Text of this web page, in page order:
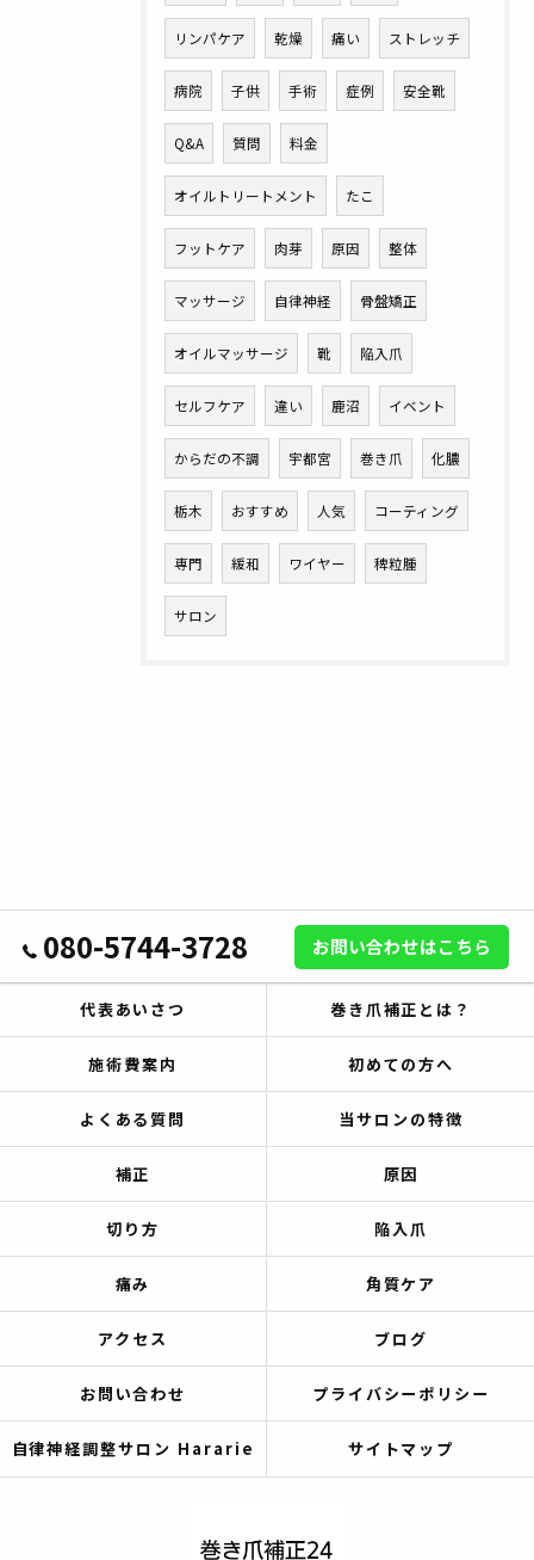
リンパケア 乾燥 痛い ストレッチ
病院 子供 手術 症例 安全靴
Q&A 質問 料金
オイルトリートメント たこ
フットケア 肉芽 原因 整体
マッサージ 自律神経 骨盤矯正
オイルマッサージ 靴 陥入爪
セルフケア 違い 鹿沼 イベント
からだの不調 宇都宮 巻き爪 化膿
栃木 おすすめ 人気 コーティング
専門 緩和 ワイヤー 稗粒腫
サロン
080-5744-3728 お問い合わせはこちら
代表あいさつ 巻き爪補正とは？
施術費案内 初めての方へ
よくある質問 当サロンの特徴
補正 原因
切り方 陥入爪
痛み 角質ケア
アクセス ブログ
お問い合わせ プライバシーポリシー
自律神経調整サロン Hararie サイトマップ